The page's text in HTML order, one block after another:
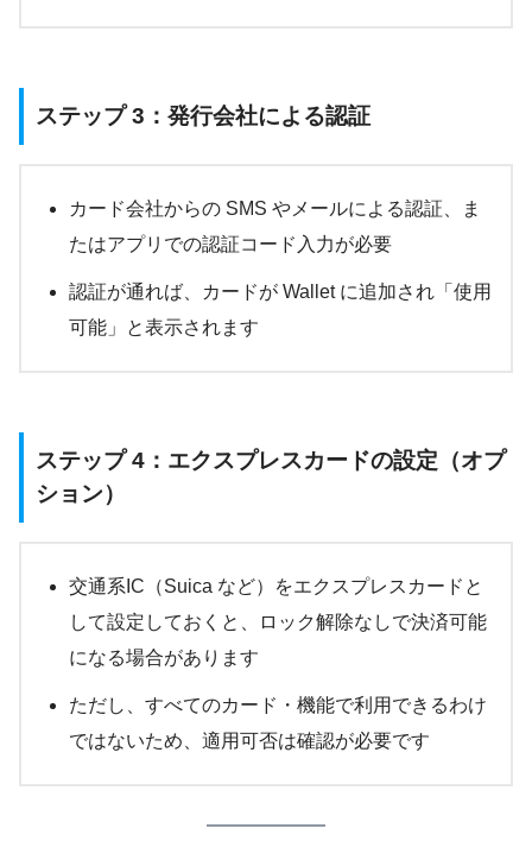
ステップ 3：発行会社による認証
カード会社からの SMS やメールによる認証、ま
たはアプリでの認証コード入力が必要
認証が通れば、カードが Wallet に追加され「使用
可能」と表示されます
ステップ 4：エクスプレスカードの設定（オプ
ション）
交通系IC（Suica など）をエクスプレスカードと
して設定しておくと、ロック解除なしで決済可能
になる場合があります
ただし、すべてのカード・機能で利用できるわけ
ではないため、適用可否は確認が必要です